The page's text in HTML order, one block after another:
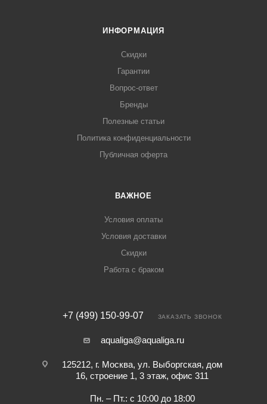
ИНФОРМАЦИЯ
Скидки
Гарантии
Вопрос-ответ
Бренды
Полезные статьи
Политика конфиденциальности
Публичная оферта
ВАЖНОЕ
Условия оплаты
Условия доставки
Скидки
Работа с браком
+7 (499) 150-99-07 ЗАКАЗАТЬ ЗВОНОК
aqualiga@aqualiga.ru
125212, г. Москва, ул. Выборгская, дом
16, строение 1, 3 этаж, офис 311
Пн. – Пт.: с 10:00 до 18:00